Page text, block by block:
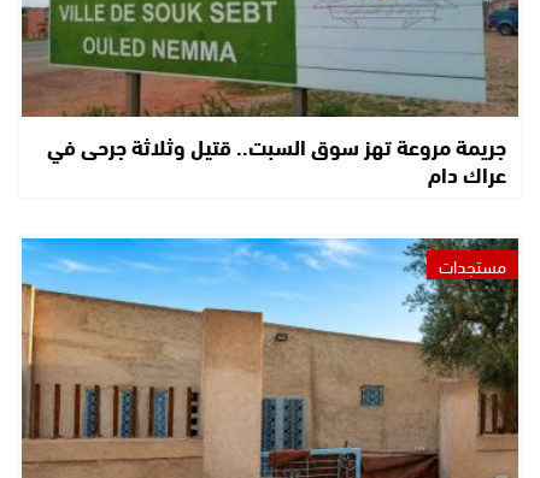
جريمة مروعة تهز سوق السبت.. قتيل وثلاثة جرحى في
عراك دام
مستجدات